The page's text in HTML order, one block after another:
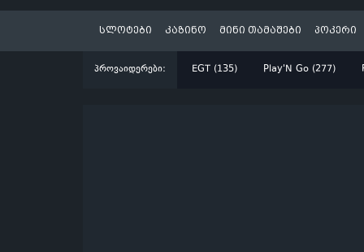
სლოტები კაზინო მინი თამაშები პოკერი
პროვაიდერები: EGT (135) Play'N Go (277)